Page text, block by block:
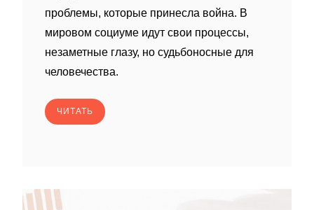
проблемы, которые принесла война. В
мировом социуме идут свои процессы,
незаметные глазу, но судьбоносные для
человечества.
ЧИТАТЬ